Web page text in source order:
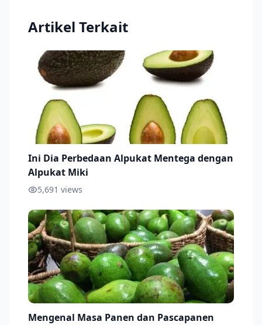
Artikel Terkait
Ini Dia Perbedaan Alpukat Mentega dengan
Alpukat Miki
5,691 views
Mengenal Masa Panen dan Pascapanen